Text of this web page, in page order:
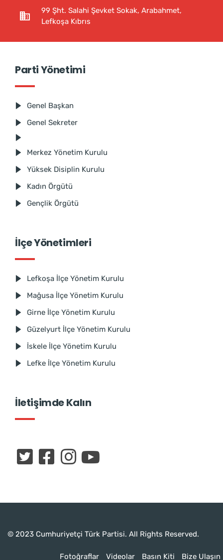
99 Şht. Salahi Şevket Sokak, Arabahmet,
Lefkoşa Kıbrıs
Parti Yönetimi
Genel Başkan
Genel Sekreter
Merkez Yönetim Kurulu
Yüksek Disiplin Kurulu
Kadın Örgütü
Gençlik Örgütü
İlçe Yönetimleri
Lefkoşa İlçe Yönetim Kurulu
Mağusa İlçe Yönetim Kurulu
Girne İlçe Yönetim Kurulu
Güzelyurt İlçe Yönetim Kurulu
İskele İlçe Yönetim Kurulu
Lefke İlçe Yönetim Kurulu
İletişimde Kalın
© 2023 Cumhuriyetçi Türk Partisi. All Rights Reserved.
Fotoğraflar Videolar Basın Kiti Bize Ulaşın